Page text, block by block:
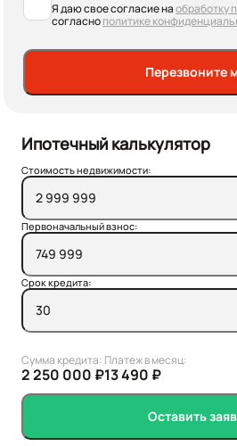
Я даю свое согласие наобработку
согласнополитике
Перезвоните
Ипотечный калькулятор
Стоимость недвижимости:
Первоначальный взнос:
Срок кредита:
Сумма кредита:
2 250 000 ₽
Платеж в месяц:
13 490 ₽
Оставить